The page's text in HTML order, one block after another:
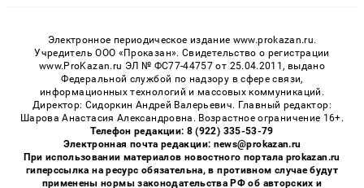
Электронное периодическое издание www.prokazan.ru.
Учредитель ООО «Проказан». Cвидетельство о регистрации
www.ProKazan.ru ЭЛ № ФС77-44757 от 25.04.2011, выдано
Федеральной службой по надзору в сфере связи,
информационных технологий и массовых коммуникаций.
Директор: Сидоркин Андрей Валерьевич. Главный редактор:
Шарова Анастасия Александровна. Возрастное ограничение 16+.
Телефон редакции: 8 (922) 335-53-79
Электронная почта редакции: news@prokazan.ru
При использовании материалов новостного портала prokazan.ru
гиперссылка на ресурс обязательна, в противном случае будут
применены нормы законодательства РФ об авторских и